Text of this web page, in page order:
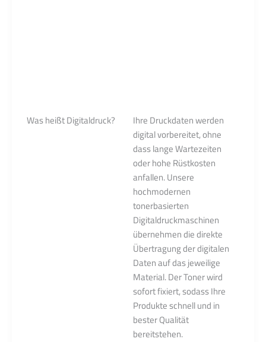
Was heißt Digitaldruck?
Ihre Druckdaten werden
digital vorbereitet, ohne
dass lange Wartezeiten
oder hohe Rüstkosten
anfallen. Unsere
hochmodernen
tonerbasierten
Digitaldruckmaschinen
übernehmen die direkte
Übertragung der digitalen
Daten auf das jeweilige
Material. Der Toner wird
sofort fixiert, sodass Ihre
Produkte schnell und in
bester Qualität
bereitstehen.